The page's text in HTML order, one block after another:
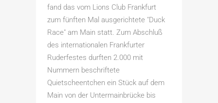
fand das vom Lions Club Frankfurt
zum fünften Mal ausgerichtete "Duck
Race" am Main statt. Zum Abschluß
des internationalen Frankfurter
Ruderfestes durften 2.000 mit
Nummern beschriftete
Quietscheentchen ein Stück auf dem
Main von der Untermainbrücke bis